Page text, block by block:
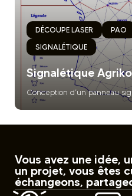
DÉCOUPE LASER PAO
SIGNALÉTIQUE
Signalétique
Conception d’un panneau
Vous avez une idée,
un projet, vous êtes
échangeons,